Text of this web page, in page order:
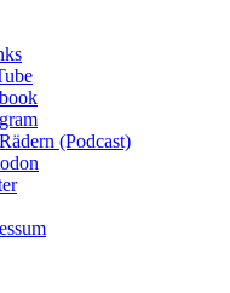
(Podcast)